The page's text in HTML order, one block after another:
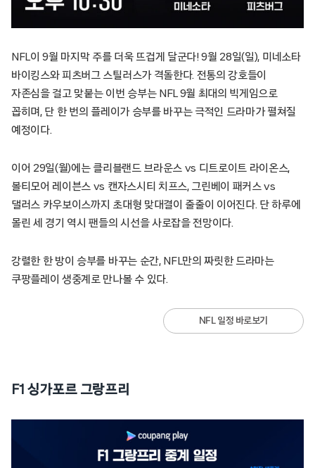
NFL이 9월 마지막 주를 더욱 뜨겁게 달군다! 9월 28일(일), 미네소타
바이킹스와 피츠버그 스틸러스가 격돌한다. 전통의 강호들이
자존심을 걸고 맞붙는 이번 승부는 NFL 9월 최대의 빅게임으로
꼽히며, 단 한 번의 플레이가 승부를 바꾸는 극적인 드라마가 펼쳐질
예정이다.
이어 29일(월)에는 클리블랜드 브라운스 vs 디트로이트 라이온스,
볼티모어 레이븐스 vs 캔자스시티 치프스, 그린베이 패커스 vs
댈러스 카우보이스까지 초대형 맞대결이 줄줄이 이어진다. 단 하루에
몰린 세 경기 역시 팬들의 시선을 사로잡을 전망이다.
강렬한 한 방이 승부를 바꾸는 순간, NFL만의 짜릿한 드라마는
쿠팡플레이 생중계로 만나볼 수 있다.
NFL 일정 바로보기
F1 싱가포르 그랑프리